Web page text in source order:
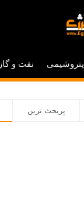
پتروشیمی نفت و گاز
پربحث ترین